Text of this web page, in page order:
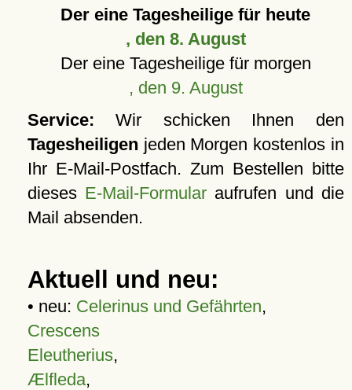
Der eine Tagesheilige für heute
, den 8. August
Der eine Tagesheilige für morgen
, den 9. August
Service: Wir schicken Ihnen den
Tagesheiligen jeden Morgen kostenlos in
Ihr E-Mail-Postfach. Zum Bestellen bitte
dieses E-Mail-Formular aufrufen und die
Mail absenden.
Aktuell und neu:
• neu: Celerinus und Gefährten,
Crescens
Eleutherius,
Ælfleda,